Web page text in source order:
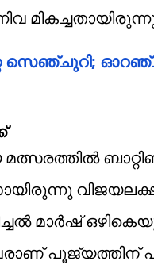
സെഞ്ചുറി;
മാര്‍ഷ്
പൂജ്യത്തിന്